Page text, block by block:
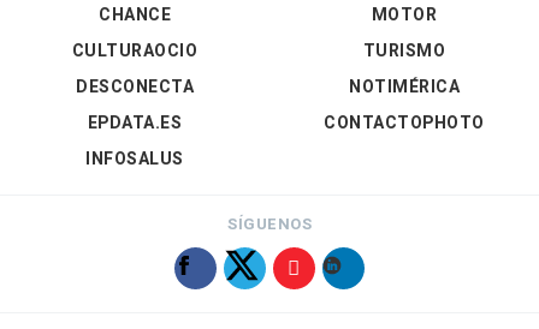
CHANCE
CULTURAOCIO
DESCONECTA
EPDATA.ES
INFOSALUS
MOTOR
TURISMO
NOTIMÉRICA
CONTACTOPHOTO
SÍGUENOS